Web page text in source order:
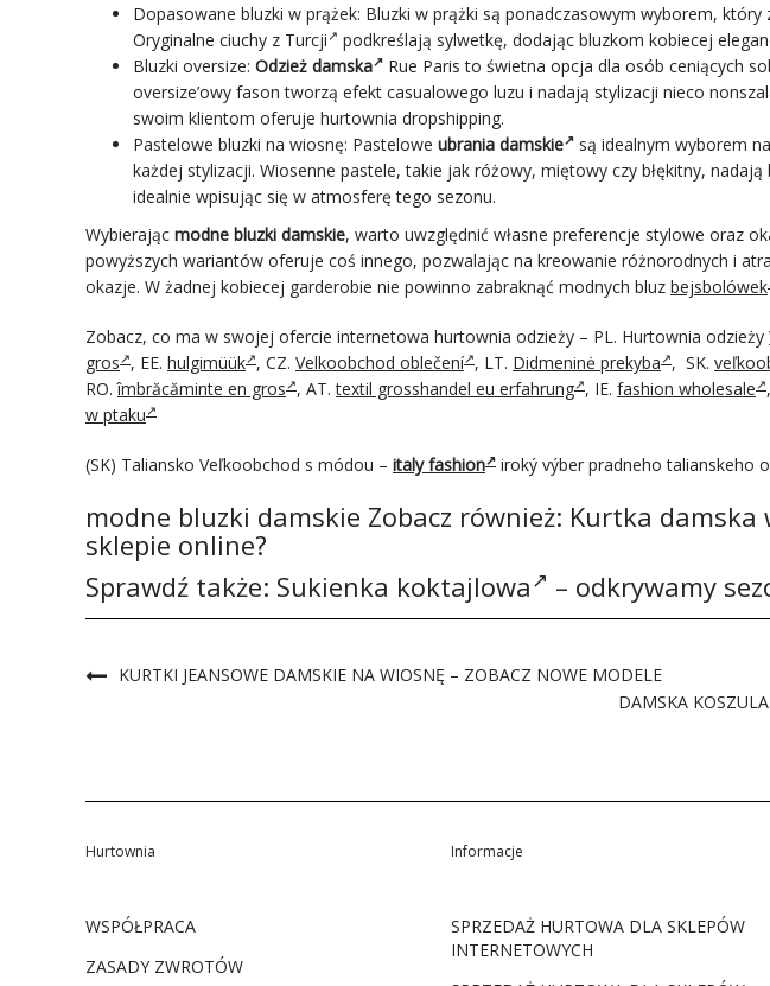
Dopasowane bluzki w prążek: Bluzki w prążki są ponadczasowym wyborem,
Oryginalne ciuchy z Turcji
podkreślają sylwetkę, dodając bluzkom kobiecej
Bluzki oversize: Odzież damska
Rue Paris to świetna opcja dla osób ceniących
oversize’owy fason tworzą efekt casualowego luzu i nadają stylizacji nieco
swoim klientom oferuje hurtownia dropshipping.
Pastelowe bluzki na wiosnę: Pastelowe ubrania damskie
są idealnym wyborem
każdej stylizacji. Wiosenne pastele, takie jak różowy, miętowy czy błękitny,
idealnie wpisując się w atmosferę tego sezonu.
Wybierając modne bluzki damskie, warto uwzględnić własne preferencje stylowe oraz
powyższych wariantów oferuje coś innego, pozwalając na kreowanie różnorodnych i
okazje. W żadnej kobiecej garderobie nie powinno zabraknąć modnych bluz bejsbolówek
Zobacz, co ma w swojej ofercie internetowa hurtownia odzieży – PL. Hurtownia odzieży
gros , EE. hulgimüük , CZ. Velkoobchod oblečení , LT. Didmeninė prekyba , SK.
RO.îmbrăcăminte en gros , AT.textil grosshandel eu erfahrung , IE. fashion wholesale
w ptaku
(SK) Taliansko Veľkoobchod s módou – italy fashion iroký výber pradneho talianskeho
modne bluzki damskie Zobacz również: Kurtka damska
sklepie online?
Sprawdź także: Sukienka koktajlowa – odkrywamy
KURTKI JEANSOWE DAMSKIE NA WIOSNĘ – ZOBACZ NOWE MODELE
DAMSKA
Hurtownia
WSPÓŁPRACA
ZASADY ZWROTÓW
Informacje
SPRZEDAŻ HURTOWA DLA SKLEPÓW
INTERNETOWYCH